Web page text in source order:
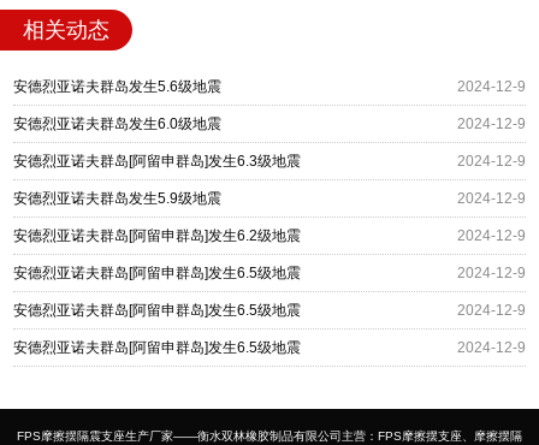
相关动态
安德烈亚诺夫群岛发生5.6级地震 2024-12-9
安德烈亚诺夫群岛发生6.0级地震 2024-12-9
安德烈亚诺夫群岛[阿留申群岛]发生6.3级地震 2024-12-9
安德烈亚诺夫群岛发生5.9级地震 2024-12-9
安德烈亚诺夫群岛[阿留申群岛]发生6.2级地震 2024-12-9
安德烈亚诺夫群岛[阿留申群岛]发生6.5级地震 2024-12-9
安德烈亚诺夫群岛[阿留申群岛]发生6.5级地震 2024-12-9
安德烈亚诺夫群岛[阿留申群岛]发生6.5级地震 2024-12-9
FPS摩擦摆隔震支座生产厂家——衡水双林橡胶制品有限公司主营：FPS摩擦摆支座、摩擦摆隔